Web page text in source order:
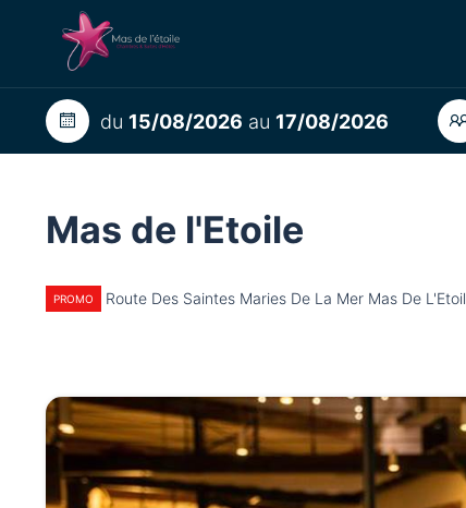
du 15/08/2026 au 17/08/2026
Mas de l'Etoile
PROMO Route Des Saintes Maries De La Mer Mas De